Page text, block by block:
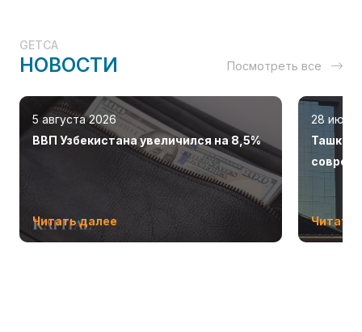
GETCA
НОВОСТИ Посмотреть все
5 августа 2026
ВВП Узбекистана увеличился на 8,5%
Читать далее
28 июля
Читать